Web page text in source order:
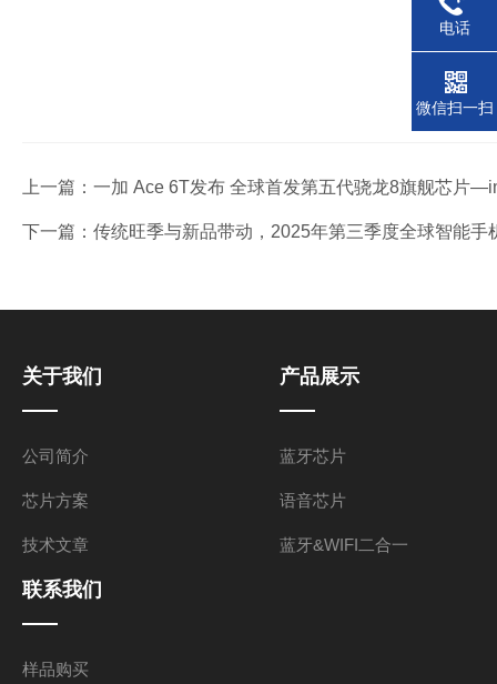
上一篇： 一加 Ace 6T发布 全球首发第五代骁龙8旗舰芯片
下一篇： 传统旺季与新品带动，2025年第三季度全球智能
关于我们
公司简介
芯片方案
技术文章
产品展示
蓝牙芯片
语音芯片
蓝牙&WIFI二合一
联系我们
样品购买
电话
微信扫一扫